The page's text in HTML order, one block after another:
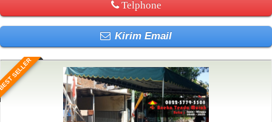
Telphone
Kirim Email
SELLER